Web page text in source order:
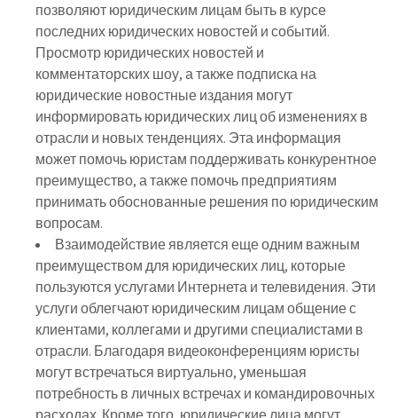
позволяют юридическим лицам быть в курсе
последних юридических новостей и событий.
Просмотр юридических новостей и
комментаторских шоу, а также подписка на
юридические новостные издания могут
информировать юридических лиц об изменениях в
отрасли и новых тенденциях. Эта информация
может помочь юристам поддерживать конкурентное
преимущество, а также помочь предприятиям
принимать обоснованные решения по юридическим
вопросам.
Взаимодействие является еще одним важным
преимуществом для юридических лиц, которые
пользуются услугами Интернета и телевидения. Эти
услуги облегчают юридическим лицам общение с
клиентами, коллегами и другими специалистами в
отрасли. Благодаря видеоконференциям юристы
могут встречаться виртуально, уменьшая
потребность в личных встречах и командировочных